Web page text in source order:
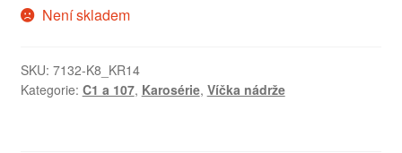
Není skladem
SKU: 7132-K8_KR14
Kategorie: C1 a 107, Karosérie, Víčka nádrže